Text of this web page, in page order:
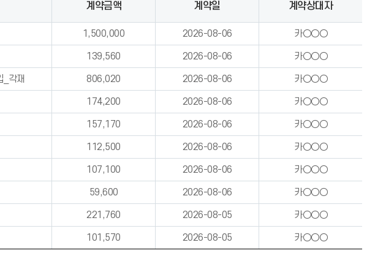
계약금액 계약일 계약상대자
1,500,000 2026-08-06 카○○○
139,560 2026-08-06 카○○○
_각재 806,020 2026-08-06 카○○○
174,200 2026-08-06 카○○○
157,170 2026-08-06 카○○○
112,500 2026-08-06 카○○○
107,100 2026-08-06 카○○○
59,600 2026-08-06 카○○○
221,760 2026-08-05 카○○○
101,570 2026-08-05 카○○○